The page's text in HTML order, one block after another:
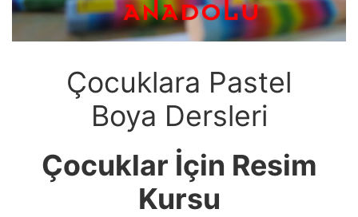
Çocuklara Pastel
Boya Dersleri
Çocuklar İçin Resim
Kursu